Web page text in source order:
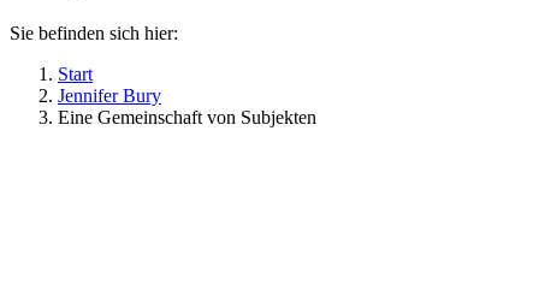
Sie befinden sich hier:
Start
Jennifer Bury
Eine Gemeinschaft von Subjekten